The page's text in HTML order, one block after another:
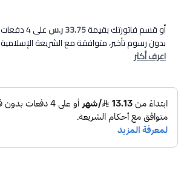
أو قسم فاتورتك بقيمة33.75 ر.س على4دفعات
بدون رسوم تأخير، متوافقة مع الشريعة الإسلامية
اعرف أكثر